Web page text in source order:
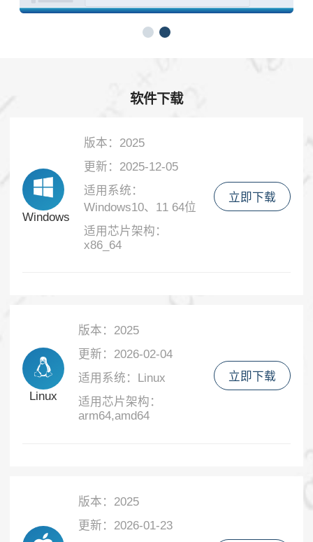
软件下载
Windows
版本：2025
更新：2025-12-05
适用系统：
Windows10、11 64位
适用芯片架构：
x86_64
立即下载
Linux
版本：2025
更新：2026-02-04
适用系统：Linux
适用芯片架构：
arm64,amd64
立即下载
版本：2025
更新：2026-01-23